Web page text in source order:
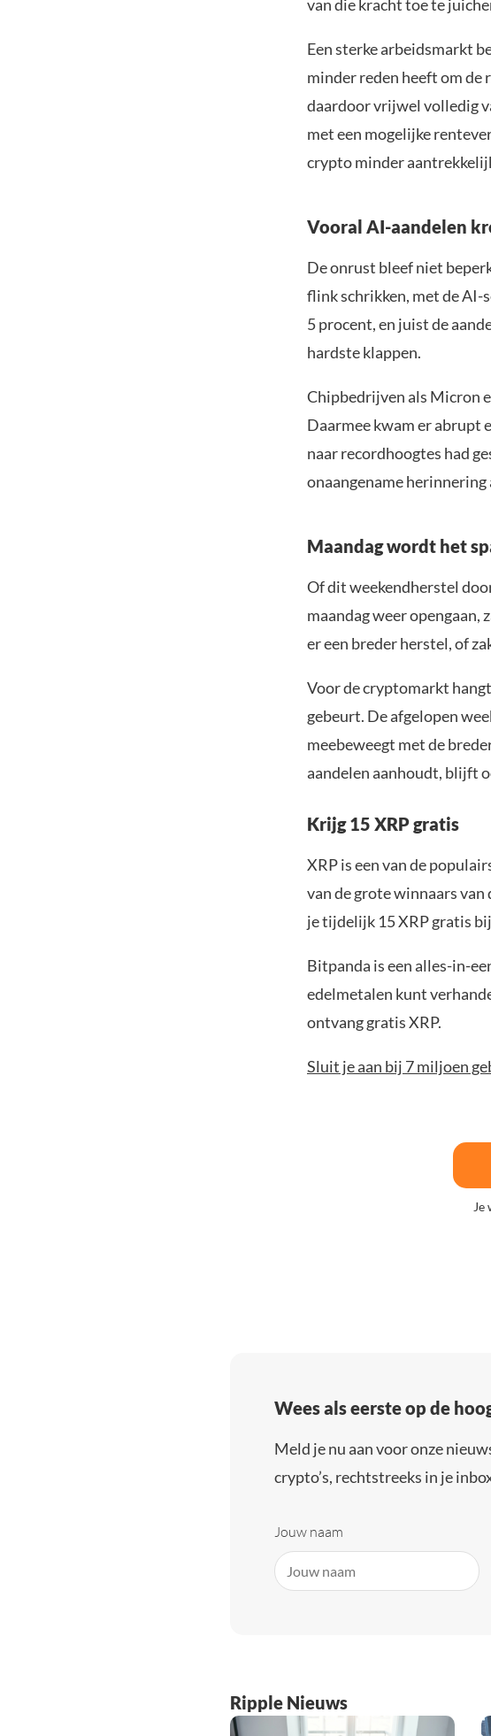
van die kracht toe te
Een sterke arbeidsmarkt
minder reden heeft om de
daardoor vrijwel volledig
met een mogelijke
crypto minder
Vooral AI-aandelen
De onrust bleef niet
flink schrikken, met de AI-
5 procent, en juist de
hardste klappen.
Chipbedrijven als Micron
Daarmee kwam er abrupt
naar recordhoogtes had
onaangename herinnering
Maandag wordt het
Of dit weekendherstel
maandag weer
er een breder herstel, of
Voor de cryptomarkt
gebeurt. De afgelopen
meebeweegt met de
aandelen aanhoudt, blijft
Krijg 15 XRP gratis
XRP is een van de
van de grote winnaars
je tijdelijk 15 XRP gratis
Bitpanda is een alles-in-
edelmetalen kunt
ontvang gratis XRP.
Sluit je aan bij 7 miljoen
Je
Wees als eerste op de
Meld je nu aan voor onze
crypto’s, rechtstreeks in je
Jouw naam
Ripple Nieuws